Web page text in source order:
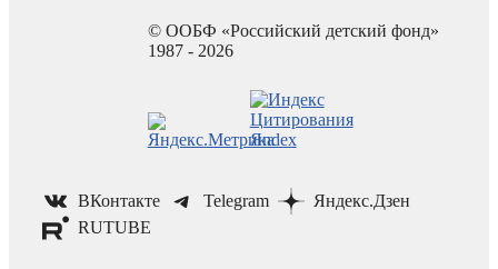
© ООБФ «Российский детский фонд»
1987 - 2026
ВКонтакте Telegram
Яндекс.Дзен
RUTUBE